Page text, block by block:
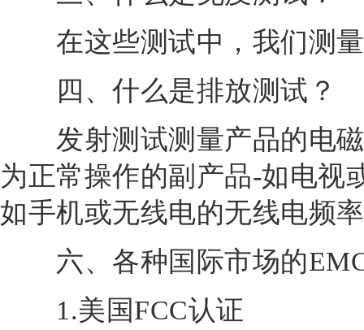
在这些测试中，我们测量
四、什么是排放测试？
发射测试测量产品的电磁
为正常操作的副产品-如电视
如手机或无线电的无线电频
六、各种国际市场的EMC
1.美国FCC认证